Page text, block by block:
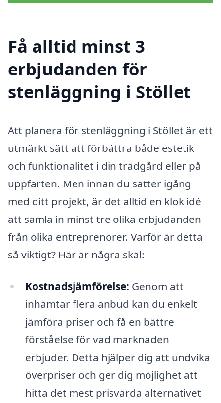
Få alltid minst 3
erbjudanden för
stenläggning i Stöllet
Att planera för stenläggning i Stöllet är ett
utmärkt sätt att förbättra både estetik
och funktionalitet i din trädgård eller på
uppfarten. Men innan du sätter igång
med ditt projekt, är det alltid en klok idé
att samla in minst tre olika erbjudanden
från olika entreprenörer. Varför är detta
så viktigt? Här är några skäl:
Kostnadsjämförelse: Genom att
inhämtar flera anbud kan du enkelt
jämföra priser och få en bättre
förståelse för vad marknaden
erbjuder. Detta hjälper dig att undvika
överpriser och ger dig möjlighet att
hitta det mest prisvärda alternativet